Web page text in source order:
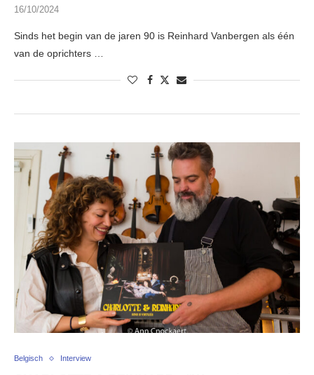
16/10/2024
Sinds het begin van de jaren 90 is Reinhard Vanbergen als één
van de oprichters …
Belgisch Interview